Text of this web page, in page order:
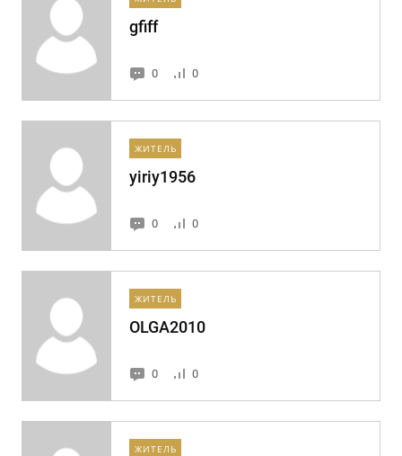
gfiff
0 0
ЖИТЕЛЬ
yiriy1956
0 0
ЖИТЕЛЬ
OLGA2010
0 0
ЖИТЕЛЬ